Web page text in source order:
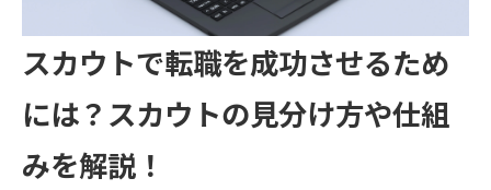
スカウトで転職を成功させるため
には？スカウトの見分け方や仕組
みを解説！